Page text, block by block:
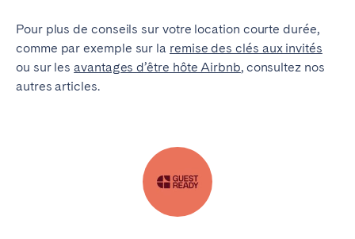
Pour plus de conseils sur votre location courte durée,
comme par exemple sur la remise des clés aux invités
ou sur lesavantages d’être hôte Airbnb, consultez nos
autres articles.